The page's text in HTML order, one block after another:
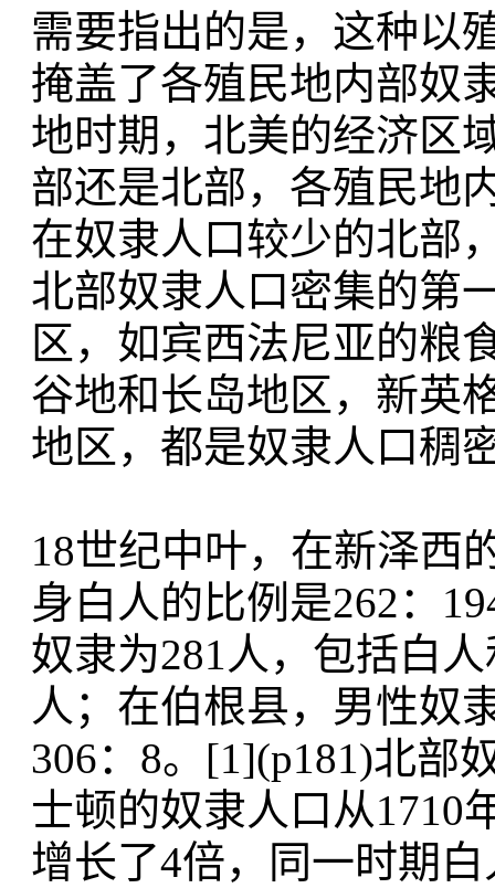
需要指出的是，这种以
掩盖了各殖民地内部奴
地时期，北美的经济区
部还是北部，各殖民地
在奴隶人口较少的北部
北部奴隶人口密集的第
区，如宾西法尼亚的粮
谷地和长岛地区，新英
地区，都是奴隶人口稠
18世纪中叶，在新泽西
身白人的比例是262：
奴隶为281人，包括白
人；在伯根县，男性奴
306：8。[1](p181)北部
士顿的奴隶人口从1710
增长了4倍，同一时期